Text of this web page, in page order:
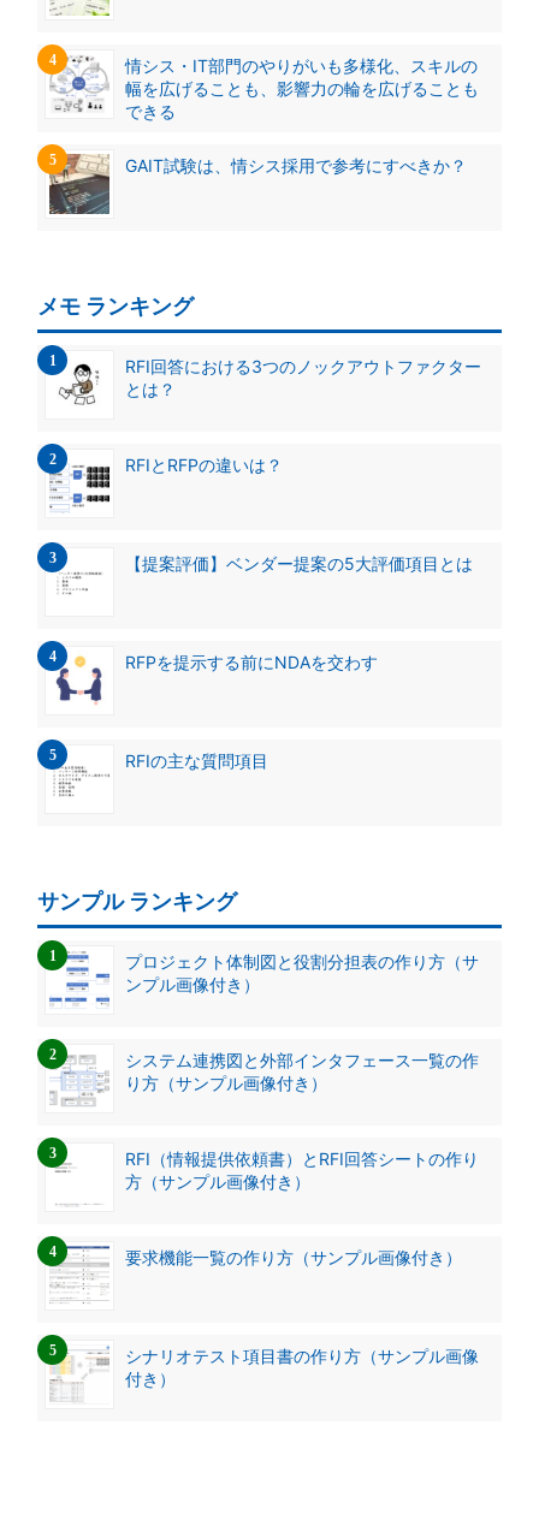
情シス・IT部門のやりがいも多様化、スキルの
幅を広げることも、影響力の輪を広げることも
できる
GAIT試験は、情シス採用で参考にすべきか？
メモ ランキング
RFI回答における3つのノックアウトファクター
とは？
RFIとRFPの違いは？
【提案評価】ベンダー提案の5大評価項目とは
RFPを提示する前にNDAを交わす
RFIの主な質問項目
サンプル ランキング
プロジェクト体制図と役割分担表の作り方（サ
ンプル画像付き）
システム連携図と外部インタフェース一覧の作
り方（サンプル画像付き）
RFI（情報提供依頼書）とRFI回答シートの作り
方（サンプル画像付き）
要求機能一覧の作り方（サンプル画像付き）
シナリオテスト項目書の作り方（サンプル画像
付き）